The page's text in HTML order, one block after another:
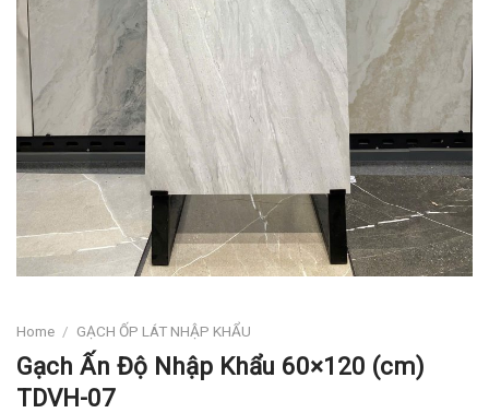
Home / GẠCH ỐP LÁT NHẬP KHẨU
Gạch Ấn Độ Nhập Khẩu 60×120 (cm)
TDVH-07